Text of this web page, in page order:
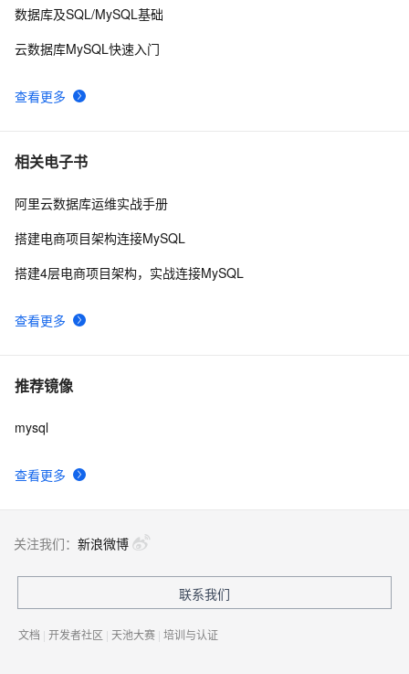
查看更多
数据库及SQL/MySQL基础
云数据库MySQL快速入门
相关电子书
查看更多
阿里云数据库运维实战手册
搭建电商项目架构连接MySQL
搭建4层电商项目架构，实战连接MySQL
推荐镜像
查看更多
mysql
关注我们： 新浪微博
联系我们
文档 | 开发者社区 | 天池大赛 | 培训与认证